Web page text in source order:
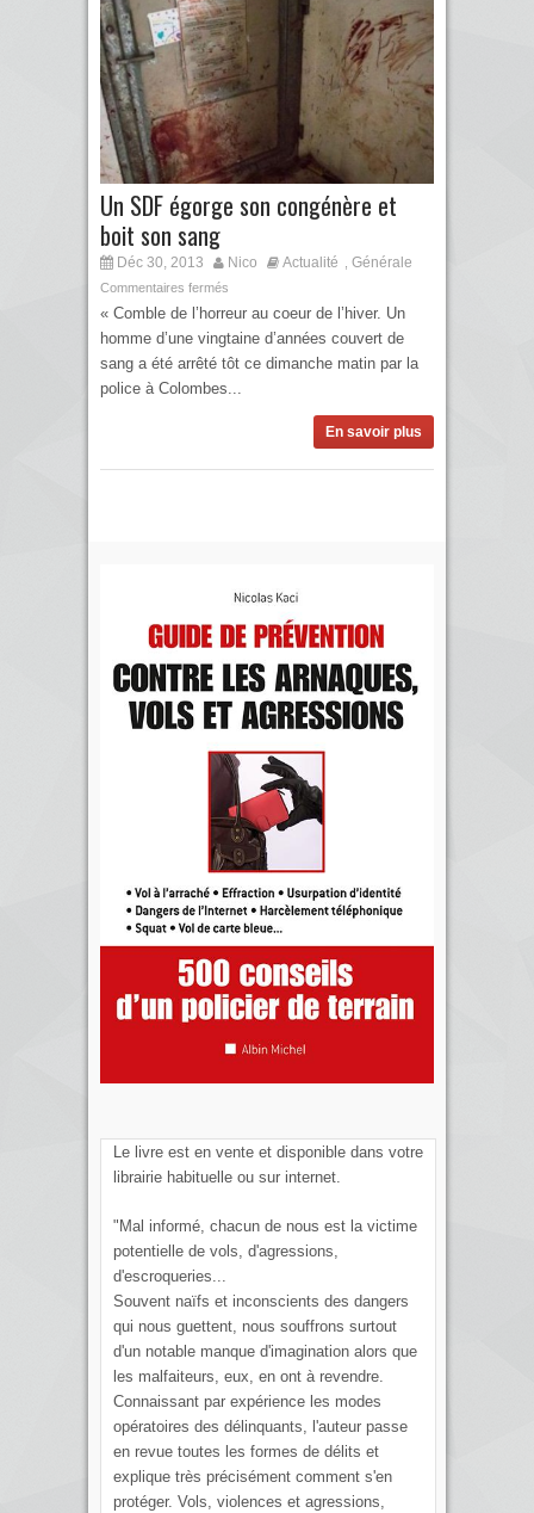
Un SDF égorge son congénère et
boit son sang
Déc 30, 2013 Nico Actualité , Générale
Commentaires fermés
« Comble de l’horreur au coeur de l’hiver. Un
homme d’une vingtaine d’années couvert de
sang a été arrêté tôt ce dimanche matin par la
police à Colombes...
En savoir plus
Le livre est en vente et disponible dans votre
librairie habituelle ou sur internet.
"Mal informé, chacun de nous est la victime
potentielle de vols, d'agressions,
d'escroqueries...
Souvent naïfs et inconscients des dangers
qui nous guettent, nous souffrons surtout
d'un notable manque d'imagination alors que
les malfaiteurs, eux, en ont à revendre.
Connaissant par expérience les modes
opératoires des délinquants, l'auteur passe
en revue toutes les formes de délits et
explique très précisément comment s'en
protéger. Vols, violences et agressions,